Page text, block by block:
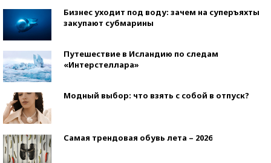
Бизнес уходит под воду: зачем на суперъяхты
закупают субмарины
Путешествие в Исландию по следам
«Интерстеллара»
Модный выбор: что взять с собой в отпуск?
Самая трендовая обувь лета – 2026